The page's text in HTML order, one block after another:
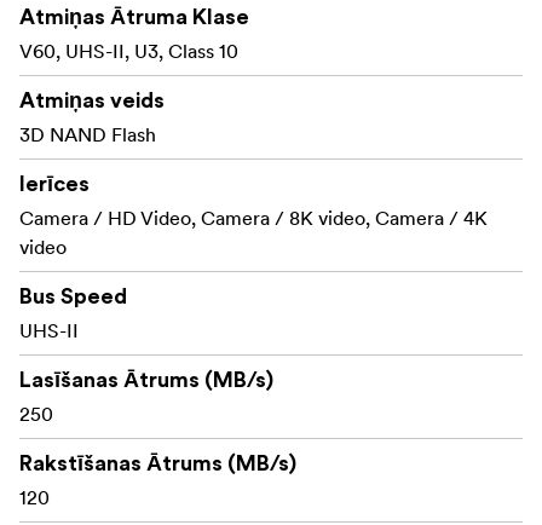
Atmiņas Ātruma Klase
V60, UHS-II, U3, Class 10
Atmiņas veids
3D NAND Flash
Ierīces
Camera / HD Video, Camera / 8K video, Camera / 4K
video
Bus Speed
UHS-II
Lasīšanas Ātrums (MB/s)
250
Rakstīšanas Ātrums (MB/s)
120